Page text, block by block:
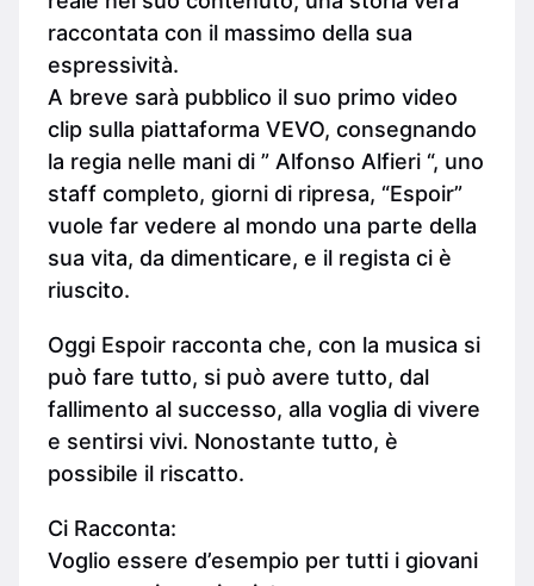
raccontata con il massimo della sua
espressività.
A breve sarà pubblico il suo primo video
clip sulla piattaforma VEVO, consegnando
la regia nelle mani di ” Alfonso Alfieri “, uno
staff completo, giorni di ripresa, “Espoir”
vuole far vedere al mondo una parte della
sua vita, da dimenticare, e il regista ci è
riuscito.
Oggi Espoir racconta che, con la musica si
può fare tutto, si può avere tutto, dal
fallimento al successo, alla voglia di vivere
e sentirsi vivi. Nonostante tutto, è
possibile il riscatto.
Ci Racconta:
Voglio essere d’esempio per tutti i giovani